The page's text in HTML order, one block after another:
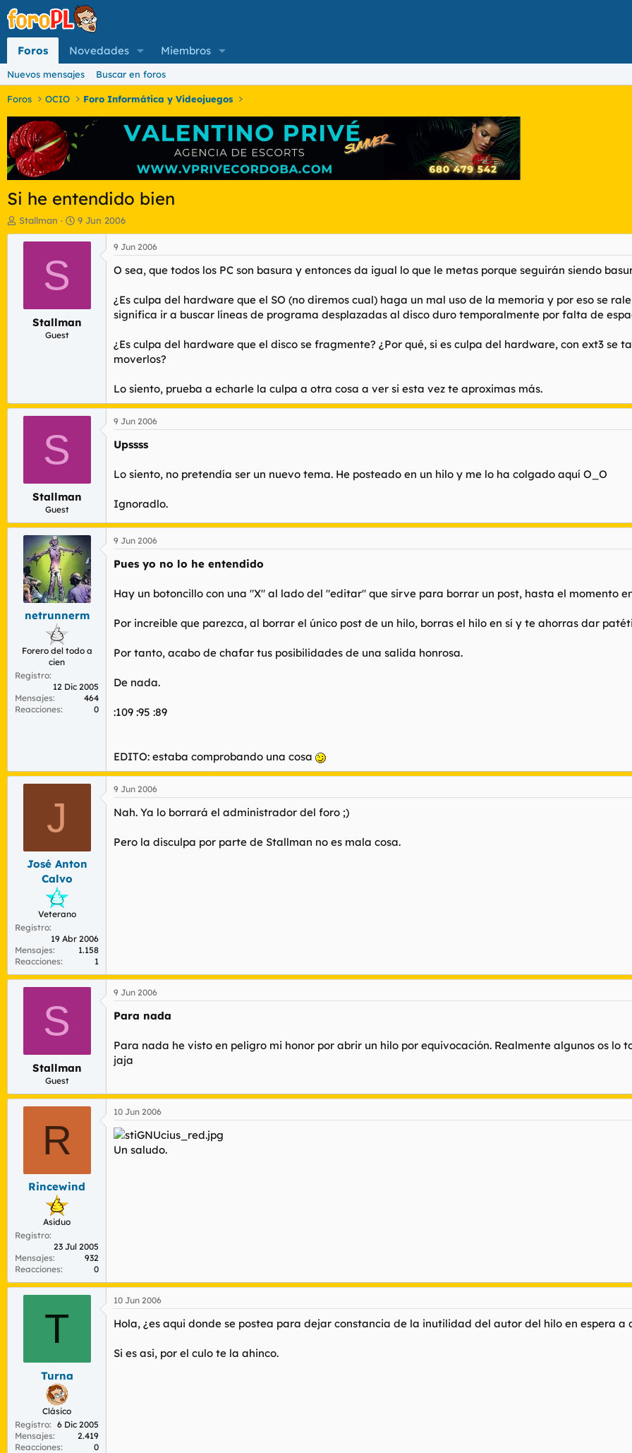
Foros Novedades Miembros
Nuevos mensajes Buscar en foros
Foros OCIO Foro Informática y Videojuegos
Si he entendido bien
I
n
o
a
Stallman
F
e
c
i
n
9 Jun 2006
S
Stallman
Guest
9 Jun 2006
O sea, que todos los PC son basura y entonces da igual lo que le metas porque seguirán siendo
¿Es culpa del hardware que el SO (no diremos cual) haga un mal uso de la memoria y por eso se
significa ir a buscar líneas de programa desplazadas al disco duro temporalmente por falta de
¿Es culpa del hardware que el disco se fragmente? ¿Por qué, si es culpa del hardware, con ext3 se
moverlos?
Lo siento, prueba a echarle la culpa a otra cosa a ver si esta vez te aproximas más.
S
Stallman
Guest
9 Jun 2006
Upssss
Lo siento, no pretendía ser un nuevo tema. He posteado en un hilo y me lo ha colgado aquí O_O
Ignoradlo.
netrunnerm
Forero del todo a
cien
Registro
12 Dic 2005
Mensajes
464
Reacciones
0
9 Jun 2006
Pues yo no lo he entendido
Hay un botoncillo con una "X" al lado del "editar" que sirve para borrar un post, hasta el momento
Por increible que parezca, al borrar el único post de un hilo, borras el hilo en sí y te ahorras dar
Por tanto, acabo de chafar tus posibilidades de una salida honrosa.
De nada.
:109 :95 :89
EDITO: estaba comprobando una cosa
J
José Anton
Calvo
Veterano
Registro
19 Abr 2006
Mensajes
1.158
Reacciones
1
9 Jun 2006
Nah. Ya lo borrará el administrador del foro ;)
Pero la disculpa por parte de Stallman no es mala cosa.
S
Stallman
Guest
9 Jun 2006
Para nada
Para nada he visto en peligro mi honor por abrir un hilo por equivocación. Realmente algunos os lo
jaja
R
Rincewind
Asiduo
Registro
23 Jul 2005
Mensajes
932
Reacciones
0
10 Jun 2006
Un saludo.
T
Turna
Clásico
Registro
6 Dic 2005
Mensajes
2.419
Reacciones
0
10 Jun 2006
Hola, ¿es aqui donde se postea para dejar constancia de la inutilidad del autor del hilo en espera a
Si es asi, por el culo te la ahinco.